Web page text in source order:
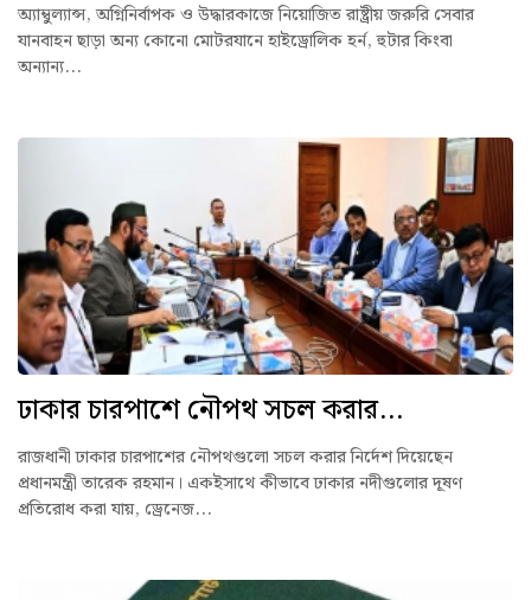
অ্যাম্বুল্যান্স, অগ্নিনির্বাপক ও উদ্ধারকাজে নিয়োজিত রাষ্ট্রীয় জরুরি সেবার
যানবাহন ছাড়া অন্য কোনো মোটরযানে হাইড্রোলিক হর্ন, হুটার কিংবা
অন্যান্য...
ঢাকার চারপাশে নৌপথ সচল করার...
রাজধানী ঢাকার চারপাশের নৌপথগুলো সচল করার নির্দেশ দিয়েছেন
প্রধানমন্ত্রী তারেক রহমান। একইসাথে কীভাবে ঢাকার নদীগুলোর দূষণ
প্রতিরোধ করা যায়, ড্রেনেজ...